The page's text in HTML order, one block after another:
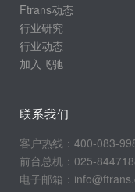
Ftrans动态
行业研究
行业动态
加入飞驰
联系我们
客户热线：400-083-
前台总机：025-
电子邮箱：